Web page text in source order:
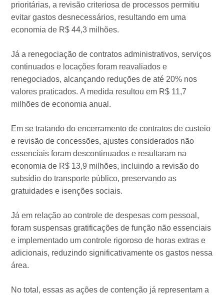
prioritárias, a revisão criteriosa de processos permitiu
evitar gastos desnecessários, resultando em uma
economia de R$ 44,3 milhões.
Já a renegociação de contratos administrativos, serviços
continuados e locações foram reavaliados e
renegociados, alcançando reduções de até 20% nos
valores praticados. A medida resultou em R$ 11,7
milhões de economia anual.
Em se tratando do encerramento de contratos de custeio
e revisão de concessões, ajustes considerados não
essenciais foram descontinuados e resultaram na
economia de R$ 13,9 milhões, incluindo a revisão do
subsídio do transporte público, preservando as
gratuidades e isenções sociais.
Já em relação ao controle de despesas com pessoal,
foram suspensas gratificações de função não essenciais
e implementado um controle rigoroso de horas extras e
adicionais, reduzindo significativamente os gastos nessa
área.
No total, essas as ações de contenção já representam a